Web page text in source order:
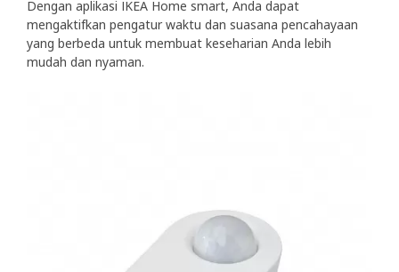
Dengan aplikasi IKEA Home smart, Anda dapat
mengaktifkan pengatur waktu dan suasana pencahayaan
yang berbeda untuk membuat keseharian Anda lebih
mudah dan nyaman.